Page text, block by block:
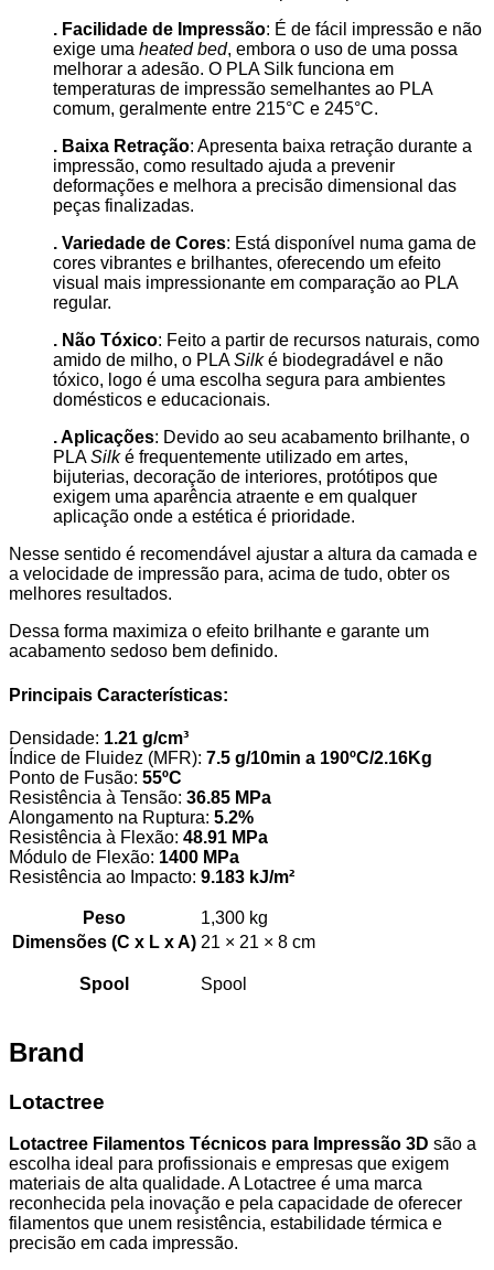
. Facilidade de Impressão: É de fácil impressão e não
exige uma heated bed, embora o uso de uma possa
melhorar a adesão. O PLA Silk funciona em
temperaturas de impressão semelhantes ao PLA
comum, geralmente entre 215°C e 245°C.
. Baixa Retração: Apresenta baixa retração durante a
impressão, como resultado ajuda a prevenir
deformações e melhora a precisão dimensional das
peças finalizadas.
. Variedade de Cores: Está disponível numa gama de
cores vibrantes e brilhantes, oferecendo um efeito
visual mais impressionante em comparação ao PLA
regular.
. Não Tóxico: Feito a partir de recursos naturais, como
amido de milho, o PLASilké biodegradável e não
tóxico, logo é uma escolha segura para ambientes
domésticos e educacionais.
. Aplicações: Devido ao seu acabamento brilhante, o
PLASilké frequentemente utilizado em artes,
bijuterias, decoração de interiores, protótipos que
exigem uma aparência atraente e em qualquer
aplicação onde a estética é prioridade.
Nesse sentido é recomendável ajustar a altura da camada e
a velocidade de impressão para, acima de tudo, obter os
melhores resultados.
Dessa forma maximiza o efeito brilhante e garante um
acabamento sedoso bem definido.
Principais Características:
Densidade: 1.21 g/cm³
Índice de Fluidez (MFR): 7.5 g/10min a 190ºC/2.16Kg
Ponto de Fusão: 55ºC
Resistência à Tensão: 36.85 MPa
Alongamento na Ruptura: 5.2%
Resistência à Flexão: 48.91 MPa
Módulo de Flexão: 1400 MPa
Resistência ao Impacto: 9.183 kJ/m²
Peso
1,300 kg
Dimensões (C x L x A) 21 × 21 × 8 cm
Spool Spool
Brand
Lotactree
Lotactree Filamentos Técnicos para Impressão 3D são a
escolha ideal para profissionais e empresas que exigem
materiais de alta qualidade. A Lotactree é uma marca
reconhecida pela inovação e pela capacidade de oferecer
filamentos que unem resistência, estabilidade térmica e
precisão em cada impressão.